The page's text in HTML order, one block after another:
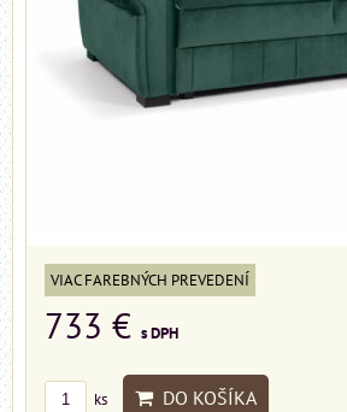
VIAC FAREBNÝCH PREVEDENÍ
733 € s DPH
ks DO KOŠÍKA